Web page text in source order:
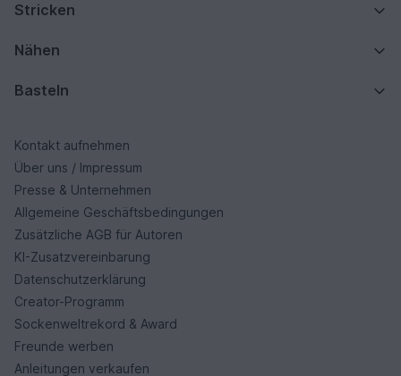
Stricken
Nähen
Basteln
Kontakt aufnehmen
Über uns / Impressum
Presse & Unternehmen
Allgemeine Geschäftsbedingungen
Zusätzliche AGB für Autoren
KI-Zusatzvereinbarung
Datenschutzerklärung
Creator-Programm
Sockenweltrekord & Award
Freunde werben
Anleitungen verkaufen